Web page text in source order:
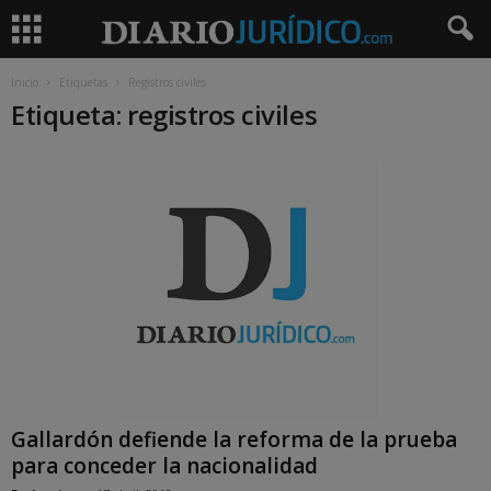
Inicio Etiquetas Registros civiles
Etiqueta: registros civiles
Gallardón defiende la reforma de la prueba
para conceder la nacionalidad